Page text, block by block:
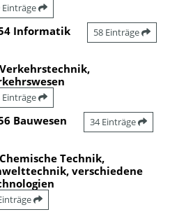
Einträge
Informatik 58 Einträge
Einträge
Bauwesen 34 Einträge
Technik,
verschiedene